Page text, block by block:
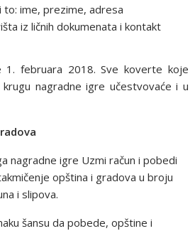
to: ime, prezime, adresa
iz ličnih dokumenata i kontakt
1. februara 2018. Sve koverte koje
nagradne igre učestvovaće i u
nagradne igre Uzmi račun i pobedi
opština i gradova u broju
i slipova.
šansu da pobede, opštine i